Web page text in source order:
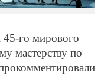
го мирового
мастерству по